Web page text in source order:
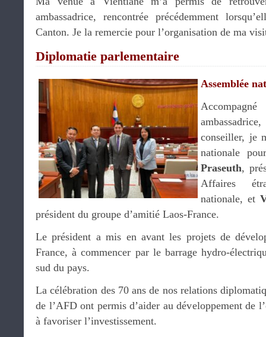
ambassadrice, rencontrée précédemment
Canton. Je la remercie pour l’organisation de ma
Diplomatie parlementaire
Assemblée
conseiller, je
nationale
Praseuth,
Affaires
nationale, et
président du groupe d’amitié Laos-France.
Le président a mis en avant les projets de
France, à commencer par le barrage hydro-
sud du pays.
La célébration des 70 ans de nos relations
de l’AFD ont permis d’aider au développement de
à favoriser l’investissement.